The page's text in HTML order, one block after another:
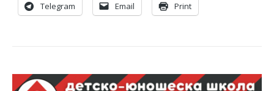
Telegram Email Print